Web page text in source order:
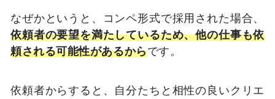
なぜかというと、コンペ形式で採用された場合、
依頼者の要望を満たしているため、他の仕事も依
頼される可能性があるからです。
依頼者からすると、自分たちと相性の良いクリエ